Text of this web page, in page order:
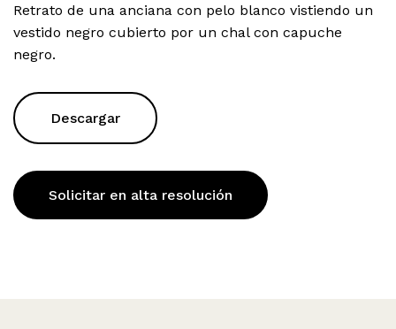
Retrato de una anciana con pelo blanco vistiendo un
vestido negro cubierto por un chal con capuche
negro.
Descargar
Solicitar en alta resolución